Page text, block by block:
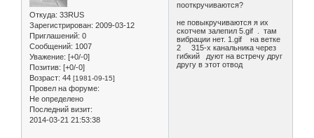
Откуда: 33RUS
Зарегистрирован: 2009-03-12
Приглашений: 0
Сообщений: 1007
Уважение: [+0/-0]
Позитив: [+0/-0]
Возраст: 44 [1981-09-15]
Провел на форуме:
Не определено
Последний визит:
2014-03-21 21:53:38
пооткручиваются?
не повыкручиваются я их
скотчем залепил 5.gif . там
вибрации нет. 1.gif на ветке
2 315-х канальника через
гибкий дуют на встречу друг
другу в этот отвод